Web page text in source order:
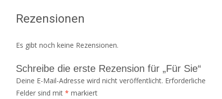
Rezensionen
Es gibt noch keine Rezensionen.
Schreibe die erste Rezension für „Für Sie“
Deine E-Mail-Adresse wird nicht veröffentlicht. Erforderliche
Felder sind mit * markiert